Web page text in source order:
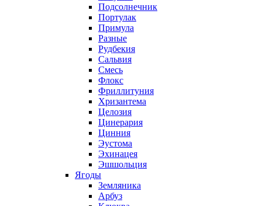
Подсолнечник
Портулак
Примула
Разные
Рудбекия
Сальвия
Смесь
Флокс
Фриллитуния
Хризантема
Целозия
Цинерария
Цинния
Эустома
Эхинацея
Эшшольция
Ягоды
Земляника
Арбуз